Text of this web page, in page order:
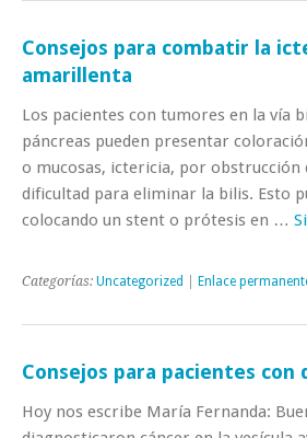
Consejos para combatir la
amarillenta
Los pacientes con tumores en la vía
páncreas pueden presentar
o mucosas, ictericia, por obstrucción
dificultad para eliminar la bilis. Esto
colocando un stent o prótesis en …
Categorías: Uncategorized Enlace
Consejos para pacientes con
Hoy nos escribe María Fernanda: